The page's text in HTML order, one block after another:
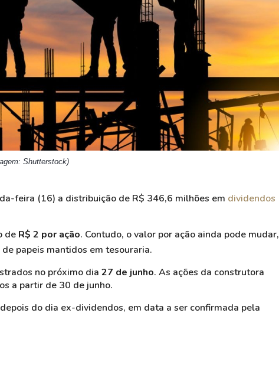
Ver todos Ver todos
Shutterstock)
feira (16) a distribuição de R$ 346,6 milhões em dividendos
de R$ 2 por ação. Contudo, o valor por ação ainda pode mudar,
papeis mantidos em tesouraria.
no próximo dia 27 de junho. As ações da construtora
a partir de 30 de junho.
do dia ex-dividendos, em data a ser confirmada pela